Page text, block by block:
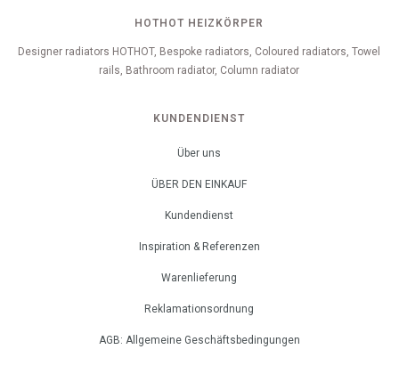
HOTHOT HEIZKÖRPER
Designer radiators HOTHOT, Bespoke radiators, Coloured radiators, Towel
rails, Bathroom radiator, Column radiator
KUNDENDIENST
Über uns
ÜBER DEN EINKAUF
Kundendienst
Inspiration & Referenzen
Warenlieferung
Reklamationsordnung
AGB: Allgemeine Geschäftsbedingungen